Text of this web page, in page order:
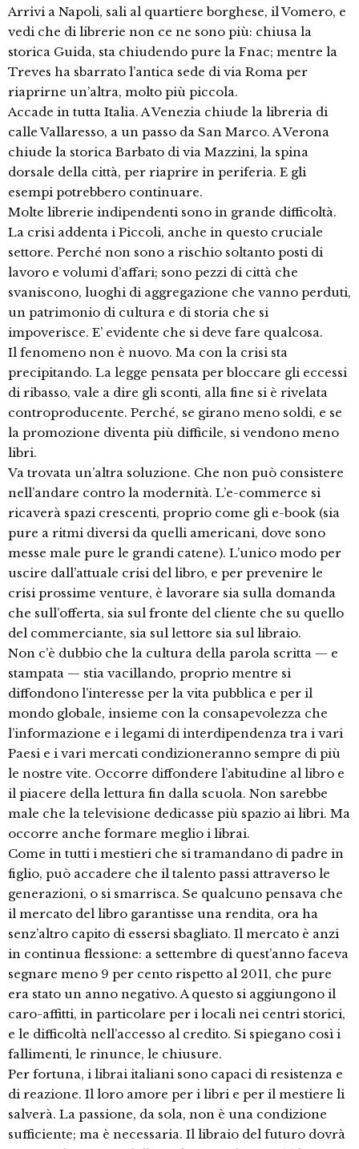
Arrivi a Napoli, sali al quartiere borghese, il Vomero, e
vedi che di librerie non ce ne sono più: chiusa la
storica Guida, sta chiudendo pure la Fnac; mentre la
Treves ha sbarrato l’antica sede di via Roma per
riaprirne un’altra, molto più piccola.
Accade in tutta Italia. A Venezia chiude la libreria di
calle Vallaresso, a un passo da San Marco. A Verona
chiude la storica Barbato di via Mazzini, la spina
dorsale della città, per riaprire in periferia. E gli
esempi potrebbero continuare.
Molte librerie indipendenti sono in grande difficoltà.
La crisi addenta i Piccoli, anche in questo cruciale
settore. Perché non sono a rischio soltanto posti di
lavoro e volumi d’affari; sono pezzi di città che
svaniscono, luoghi di aggregazione che vanno perduti,
un patrimonio di cultura e di storia che si
impoverisce. E’ evidente che si deve fare qualcosa.
Il fenomeno non è nuovo. Ma con la crisi sta
precipitando. La legge pensata per bloccare gli eccessi
di ribasso, vale a dire gli sconti, alla fine si è rivelata
controproducente. Perché, se girano meno soldi, e se
la promozione diventa più difficile, si vendono meno
libri.
Va trovata un’altra soluzione. Che non può consistere
nell’andare contro la modernità. L’e-commerce si
ricaverà spazi crescenti, proprio come gli e-book (sia
pure a ritmi diversi da quelli americani, dove sono
messe male pure le grandi catene). L’unico modo per
uscire dall’attuale crisi del libro, e per prevenire le
crisi prossime venture, è lavorare sia sulla domanda
che sull’offerta, sia sul fronte del cliente che su quello
del commerciante, sia sul lettore sia sul libraio.
Non c’è dubbio che la cultura della parola scritta — e
stampata — stia vacillando, proprio mentre si
diffondono l’interesse per la vita pubblica e per il
mondo globale, insieme con la consapevolezza che
l’informazione e i legami di interdipendenza tra i vari
Paesi e i vari mercati condizioneranno sempre di più
le nostre vite. Occorre diffondere l’abitudine al libro e
il piacere della lettura fin dalla scuola. Non sarebbe
male che la televisione dedicasse più spazio ai libri. Ma
occorre anche formare meglio i librai.
Come in tutti i mestieri che si tramandano di padre in
figlio, può accadere che il talento passi attraverso le
generazioni, o si smarrisca. Se qualcuno pensava che
il mercato del libro garantisse una rendita, ora ha
senz’altro capito di essersi sbagliato. Il mercato è anzi
in continua flessione: a settembre di quest’anno faceva
segnare meno 9 per cento rispetto al 2011, che pure
era stato un anno negativo. A questo si aggiungono il
caro-affitti, in particolare per i locali nei centri storici,
e le difficoltà nell’accesso al credito. Si spiegano così i
fallimenti, le rinunce, le chiusure.
Per fortuna, i librai italiani sono capaci di resistenza e
di reazione. Il loro amore per i libri e per il mestiere li
salverà. La passione, da sola, non è una condizione
sufficiente; ma è necessaria. Il libraio del futuro dovrà